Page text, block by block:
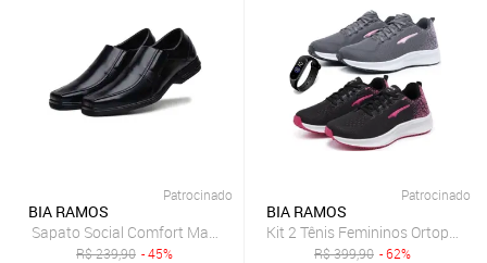
Patrocinado
BIA RAMOS
Sapato Social Comfort Masculino Classico Preto
R$239,90 - 45%
Patrocinado
BIA RAMOS
Kit 2 Tênis Femininos
R$399,90 - 62%